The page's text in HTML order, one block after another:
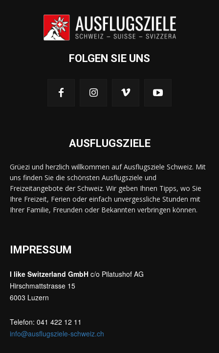
FOLGEN SIE UNS
AUSFLUGSZIELE
Grüezi und herzlich willkommen auf Ausflugsziele Schweiz. Mit
uns finden Sie die schönsten Ausflugsziele und
Freizeitangebote der Schweiz. Wir geben Ihnen Tipps, wo Sie
Ihre Freizeit, Ferien oder einfach unvergessliche Stunden mit
Ihrer Familie, Freunden oder Bekannten verbringen können.
IMPRESSUM
I like Switzerland GmbH c/o Pilatushof AG
Hirschmattstrasse 15
6003 Luzern
Telefon: 041 422 12 11
info@ausflugsziele-schweiz.ch